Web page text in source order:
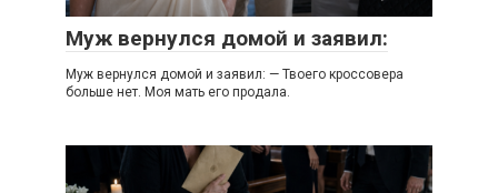
Муж вернулся домой и заявил:
Муж вернулся домой и заявил: — Твоего кроссовера
больше нет. Моя мать его продала.